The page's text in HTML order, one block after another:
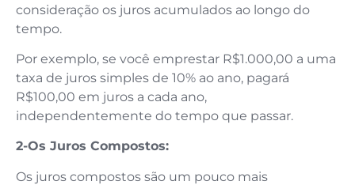
consideração os juros acumulados ao longo do
tempo.
Por exemplo, se você emprestar R$1.000,00 a uma
taxa de juros simples de 10% ao ano, pagará
R$100,00 em juros a cada ano,
independentemente do tempo que passar.
2-Os Juros Compostos:
Os juros compostos são um pouco mais